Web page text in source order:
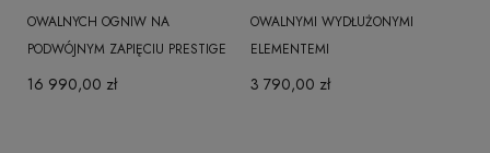
OWALNYCH OGNIW NA
PODWÓJNYM ZAPIĘCIU PRESTIGE
16 990,00 zł
OWALNYMI WYDŁUŻONYMI
ELEMENTEMI
3 790,00 zł